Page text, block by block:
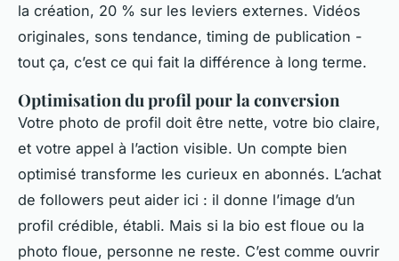
la création, 20 % sur les leviers externes. Vidéos
originales, sons tendance, timing de publication -
tout ça, c’est ce qui fait la différence à long terme.
Optimisation du profil pour la conversion
Votre photo de profil doit être nette, votre bio claire,
et votre appel à l’action visible. Un compte bien
optimisé transforme les curieux en abonnés. L’achat
de followers peut aider ici : il donne l’image d’un
profil crédible, établi. Mais si la bio est floue ou la
photo floue, personne ne reste. C’est comme ouvrir